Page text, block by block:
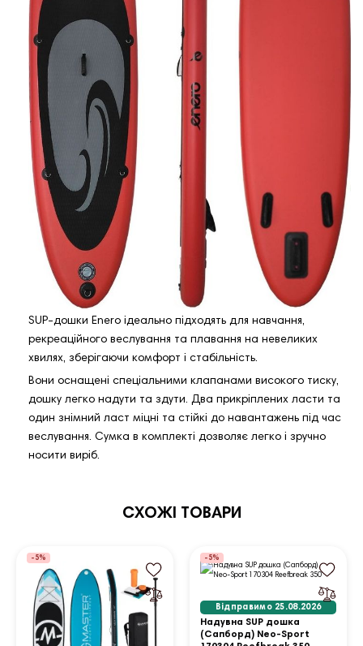
SUP-дошки Enero ідеально підходять для навчання,
рекреаційного веслування та плавання на невеликих
хвилях, зберігаючи комфорт і стабільність.
Вони оснащені спеціальними клапанами високого тиску,
дошку легко надути та здути. Два прикріплених ласти та
один знімний ласт міцні та стійкі до навантажень під час
веслування. Сумка в комплекті дозволяє легко і зручно
носити виріб.
СХОЖІ ТОВАРИ
-5% -5%
Відправимо 25.08.2026
Надувна SUP дошка
(Сапборд) Neo-Sport